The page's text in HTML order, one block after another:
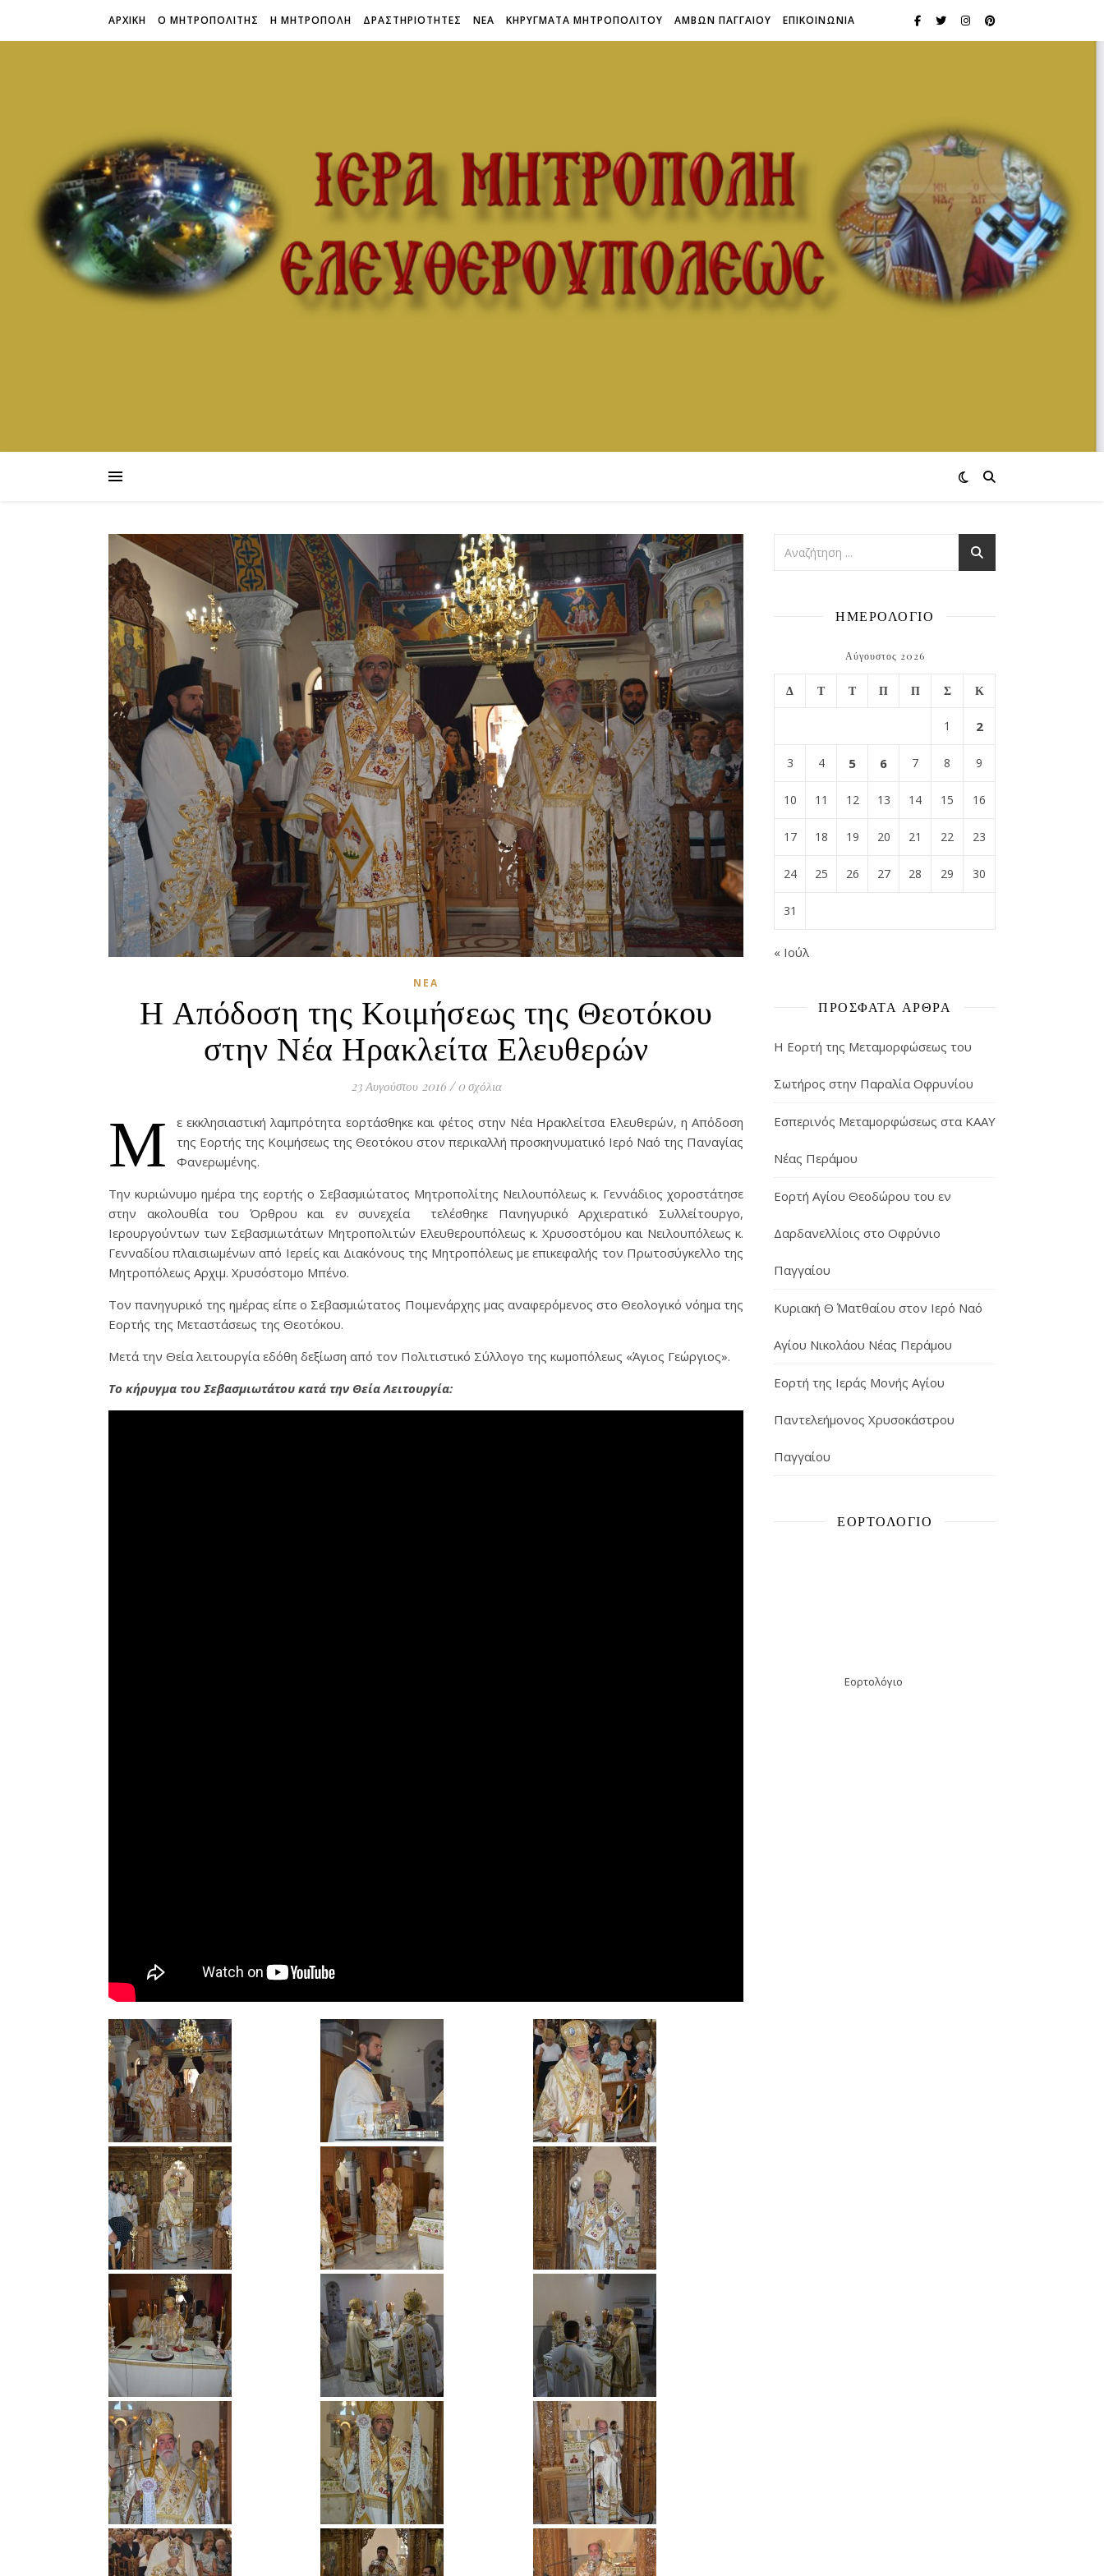
ΑΡΧΙΚΗ Ο ΜΗΤΡΟΠΟΛΙΤΗΣ Η ΜΗΤΡΟΠΟΛΗ ΔΡΑΣΤΗΡΙΟΤΗΤΕΣ ΝΕΑ ΚΗΡΥΓΜΑΤΑ ΜΗΤΡΟΠΟΛΙΤΟΥ ΑΜΒΩΝ ΠΑΓΓΑΙΟΥ ΕΠΙΚΟΙΝΩΝΙΑ
ΝΈΑ
Η Απόδοση της Κοιμήσεως της Θεοτόκου
στην Νέα Ηρακλείτα Ελευθερών
23 Αυγούστου 2016 / 0 σχόλια
Μ
ε εκκλησιαστική λαμπρότητα εορτάσθηκε και φέτος στην Νέα Ηρακλείτσα Ελευθερών, η Απόδοση
της Εορτής της Κοιμήσεως της Θεοτόκου στον περικαλλή προσκηνυματικό Ιερό Ναό της Παναγίας
Φανερωμένης.
Την κυριώνυμο ημέρα της εορτής ο Σεβασμιώτατος Μητροπολίτης Νειλουπόλεως κ. Γεννάδιος χοροστάτησε
στην ακολουθία του Όρθρου και εν συνεχεία τελέσθηκε Πανηγυρικό Αρχιερατικό Συλλείτουργο,
Ιερουργούντων των Σεβασμιωτάτων Μητροπολιτών Ελευθερουπόλεως κ. Χρυσοστόμου και Νειλουπόλεως κ.
Γενναδίου πλαισιωμένων από Ιερείς και Διακόνους της Μητροπόλεως με επικεφαλής τον Πρωτοσύγκελλο της
Μητροπόλεως Αρχιμ. Χρυσόστομο Μπένο.
Τον πανηγυρικό της ημέρας είπε ο Σεβασμιώτατος Ποιμενάρχης μας αναφερόμενος στο Θεολογικό νόημα της
Εορτής της Μεταστάσεως της Θεοτόκου.
Μετά την Θεία λειτουργία εδόθη δεξίωση από τον Πολιτιστικό Σύλλογο της κωμοπόλεως «Άγιος Γεώργιος».
Το κήρυγμα του Σεβασμιωτάτου κατά την Θεία Λειτουργία:
ΗΜΕΡΟΛΟΓΙΟ
Αύγουστος 2026
Δ Τ Τ Π Π Σ Κ
1 2
3 4 5 6 7 8 9
10 11 12 13 14 15 16
17 18 19 20 21 22 23
24 25 26 27 28 29 30
31
« Ιούλ
ΠΡΌΣΦΑΤΑ ΆΡΘΡΑ
Η Εορτή της Μεταμορφώσεως του
Σωτήρος στην Παραλία Οφρυνίου
Εσπερινός Μεταμορφώσεως στα ΚΑΑΥ
Νέας Περάμου
Εορτή Αγίου Θεοδώρου του εν
Δαρδανελλίοις στο Οφρύνιο
Παγγαίου
Κυριακή Θ΄ Ματθαίου στον Ιερό Ναό
Αγίου Νικολάου Νέας Περάμου
Εορτή της Ιεράς Μονής Αγίου
Παντελεήμονος Χρυσοκάστρου
Παγγαίου
ΕΟΡΤΟΛΌΓΙΟ
Εορτολόγιο